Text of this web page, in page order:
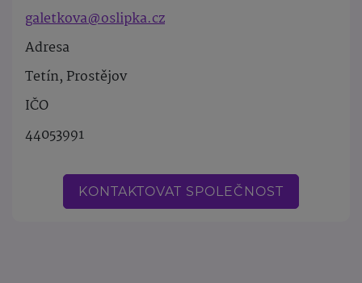
galetkova@oslipka.cz
Adresa
Tetín, Prostějov
IČO
44053991
KONTAKTOVAT SPOLEČNOST